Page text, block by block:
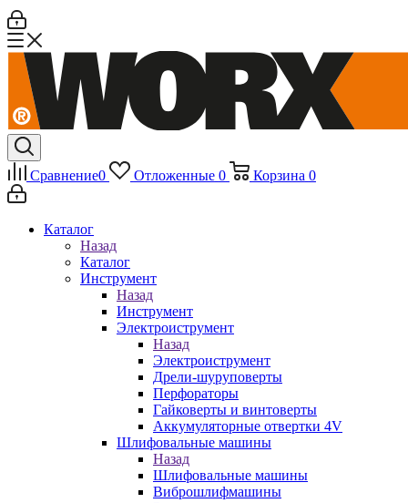
Сравнение0 Отложенные 0 Корзина 0
Каталог
Назад
Каталог
Инструмент
Назад
Инструмент
Электроиструмент
Назад
Электроиструмент
Дрели-шуруповерты
Перфораторы
Гайковерты и винтоверты
Аккумуляторные отвертки 4V
Шлифовальные машины
Назад
Шлифовальные машины
Виброшлифмашины